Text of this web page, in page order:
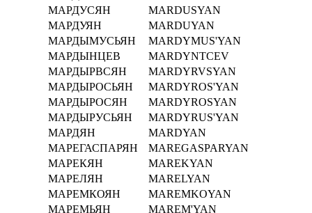
МАРДУСЯН
MARDUSYAN
МАРДУЯН
MARDUYAN
МАРДЫМУСЬЯН
MARDYMUS'YAN
МАРДЫНЦЕВ
MARDYNTCEV
МАРДЫРВСЯН
MARDYRVSYAN
МАРДЫРОСЬЯН
MARDYROS'YAN
МАРДЫРОСЯН
MARDYROSYAN
МАРДЫРУСЬЯН
MARDYRUS'YAN
МАРДЯН
MARDYAN
МАРЕГАСПАРЯН
MAREGASPARYAN
МАРЕКЯН
MAREKYAN
МАРЕЛЯН
MARELYAN
МАРЕМКОЯН
MAREMKOYAN
МАРЕМЬЯН
MAREM'YAN